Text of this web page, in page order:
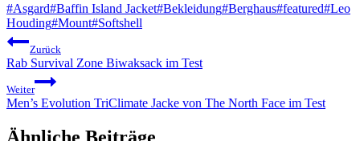
Schlagworte:
#Asgard#Baffin Island Jacket#Bekleidung#Berghaus#featured#Leo
Houding#Mount#Softshell
Beitragsnavigation
Zurück
Rab Survival Zone Biwaksack im Test
Weiter
Men’s Evolution TriClimate Jacke von The North Face im Test